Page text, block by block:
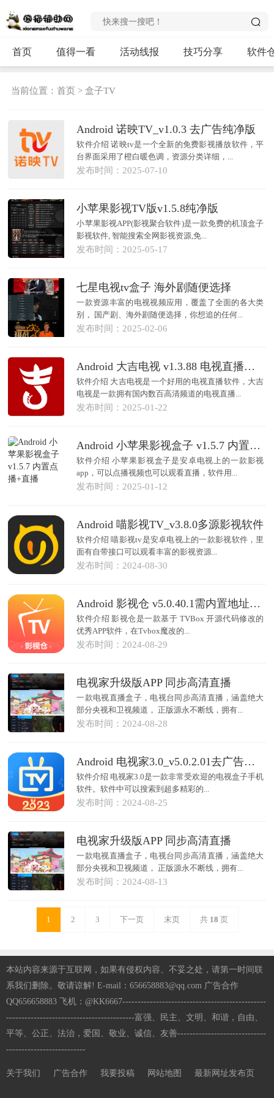
首页 值得一看 活动线报 技巧分享 软件
当前位置：首页 >盒子TV
Android 诺映TV_v1.0.3 去广告纯净版
软件介绍 诺映tv是一个全新的免费影视播放软件，平
台界面采用了橙白暖色调，资源分类详细，...
发布时间：2025-07-10
小苹果影视TV版v1.5.8纯净版
小苹果影视APP(影视聚合软件)是一款免费的机顶盒子
影视软件, 智能搜索全网影视资源,免...
发布时间：2025-05-17
七星电视tv盒子 海外剧随便选择
一款资源丰富的电视视频应用，覆盖了全面的各大类
别， 国产剧、海外剧随便选择，你想追的任何...
发布时间：2025-02-06
Android 大吉电视 v1.3.88 电视直播软件
软件介绍 大吉电视是一个好用的电视直播软件，大吉
电视是一款拥有国内数百高清频道的电视直播...
发布时间：2025-01-22
Android 小苹果影视盒子 v1.5.7 内置点播+直播
软件介绍 小苹果影视盒子是安卓电视上的一款影视
app，可以点播视频也可以观看直播，软件用...
发布时间：2025-01-12
Android 喵影视TV_v3.8.0多源影视软件
软件介绍 喵影视tv是安卓电视上的一款影视软件，里
面有自带接口可以观看丰富的影视资源...
发布时间：2024-08-30
Android 影视仓 v5.0.40.1需内置地址源支持高清直播
软件介绍 影视仓是一款基于 TVBox 开源代码修改的
优秀APP软件，在Tvbox魔改的...
发布时间：2024-08-29
电视家升级版APP 同步高清直播
一款电视直播盒子，电视台同步高清直播，涵盖绝大
部分央视和卫视频道， 正版源永不断线，拥有...
发布时间：2024-08-28
Android 电视家3.0_v5.0.2.01去广告清爽版
软件介绍 电视家3.0是一款非常受欢迎的电视盒子手机
软件。软件中可以搜索到超多精彩的...
发布时间：2024-08-25
电视家升级版APP 同步高清直播
一款电视直播盒子，电视台同步高清直播，涵盖绝大
部分央视和卫视频道， 正版源永不断线，拥有...
发布时间：2024-08-13
1 2 3 下一页 末页 共 18 页
本站内容来源于互联网，如果有侵权内容、不妥之处，请第一时间联
系我们删除。敬请谅解! E-mail：656658883@qq.com 广告合作
QQ656658883 飞机：@KK6667-----------------------------------------------
------------------------------------------富强、民主、文明、和谐，自由、
平等、公正、法治，爱国、敬业、诚信、友善-----------------------------
--------------------------
关于我们 广告合作 我要投稿 网站地图 最新网址发布页